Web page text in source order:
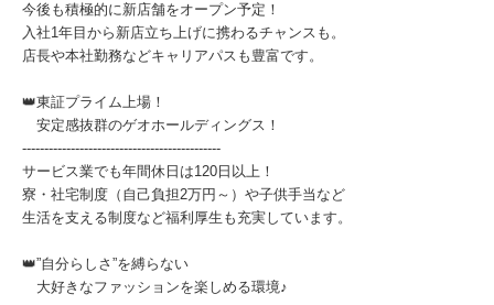
今後も積極的に新店舗をオープン予定！
入社1年目から新店立ち上げに携わるチャンスも。
店長や本社勤務などキャリアパスも豊富です。
👑東証プライム上場！
安定感抜群のゲオホールディングス！
---------------------------------------------
サービス業でも年間休日は120日以上！
寮・社宅制度（自己負担2万円～）や子供手当など
生活を支える制度など福利厚生も充実しています。
👑”自分らしさ”を縛らない
大好きなファッションを楽しめる環境♪